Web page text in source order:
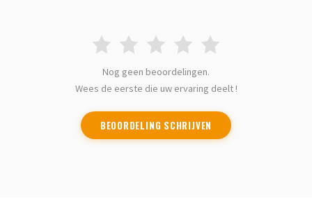
Nog geen beoordelingen.
Wees de eerste die uw ervaring deelt !
BEOORDELING SCHRIJVEN